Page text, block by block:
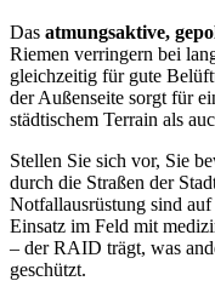
Das atmungsaktive,
Riemen verringern bei
gleichzeitig für gute
der Außenseite sorgt für
städtischem Terrain als
Stellen Sie sich vor, Sie
durch die Straßen der
Notfallausrüstung sind
Einsatz im Feld mit
– der RAID trägt, was
geschützt.